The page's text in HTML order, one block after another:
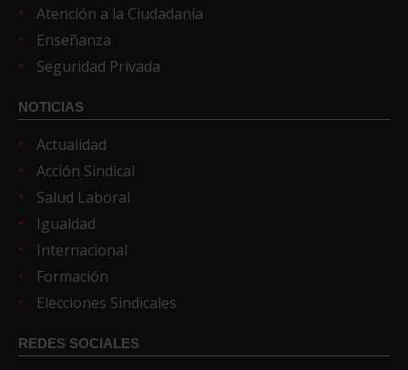
Atención a la Ciudadanía
Enseñanza
Seguridad Privada
NOTICIAS
Actualidad
Acción Sindical
Salud Laboral
Igualdad
Internacional
Formación
Elecciones Sindicales
REDES SOCIALES